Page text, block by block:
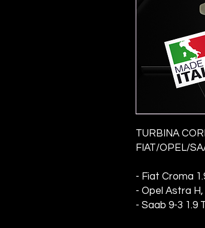
TURBINA
FIAT/OPEL/
- Fiat Croma
- Opel Astra
- Saab 9-3 1.9